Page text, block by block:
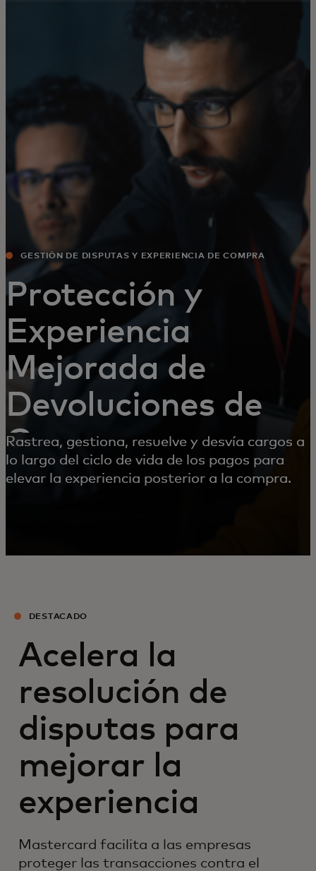
Para empresas
Para el mundo
Para innovadores
Noticias y tendencias
GESTIÓN DE DISPUTAS Y EXPERIENCIA DE COMPRA
MEJORADA
Protección y
Experiencia
Mejorada de
Devoluciones de
Cargo
Rastrea, gestiona, resuelve y desvía cargos a
lo largo del ciclo de vida de los pagos para
elevar la experiencia posterior a la compra.
DESTACADO
Acelera la
resolución de
disputas para
mejorar la
experiencia
Mastercard facilita a las empresas
proteger las transacciones contra el